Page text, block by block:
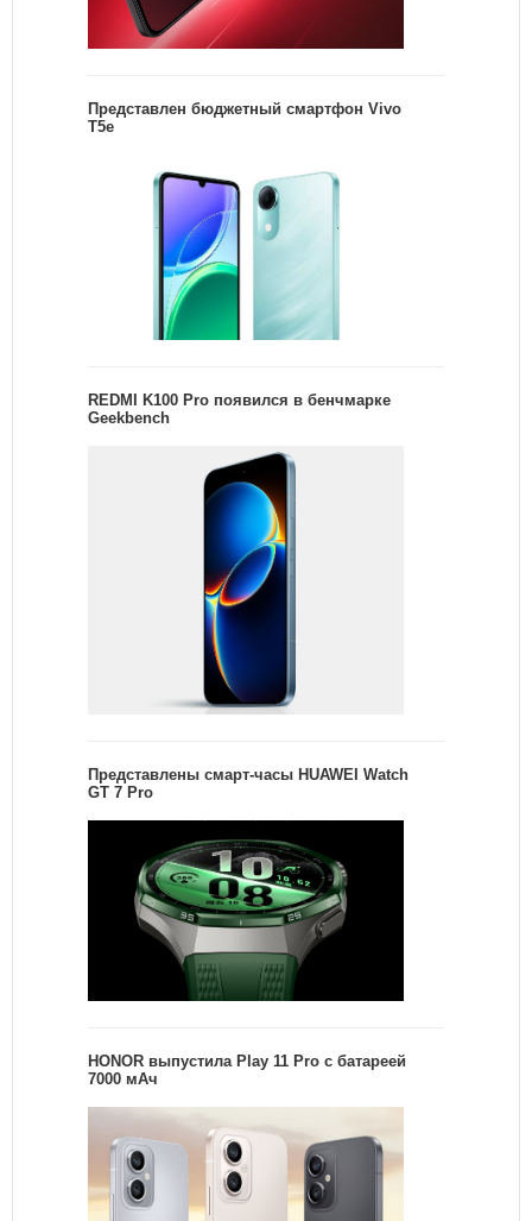
Представлен бюджетный смартфон Vivo
T5e
REDMI K100 Pro появился в бенчмарке
Geekbench
Представлены смарт-часы HUAWEI Watch
GT 7 Pro
HONOR выпустила Play 11 Pro с батареей
7000 мАч